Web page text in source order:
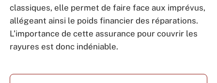
classiques, elle permet de faire face aux imprévus,
allégeant ainsi le poids financier des réparations.
L’importance de cette assurance pour couvrir les
rayures est donc indéniable.